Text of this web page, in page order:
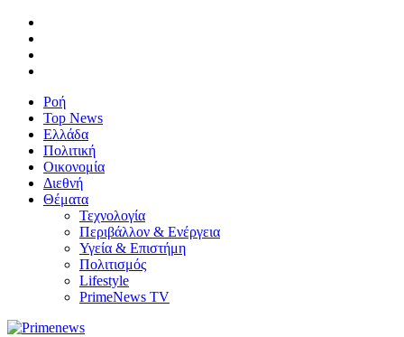
Ροή
Top News
Ελλάδα
Πολιτική
Οικονομία
Διεθνή
Θέματα
Τεχνολογία
Περιβάλλον & Ενέργεια
Υγεία & Επιστήμη
Πολιτισμός
Lifestyle
PrimeNews TV